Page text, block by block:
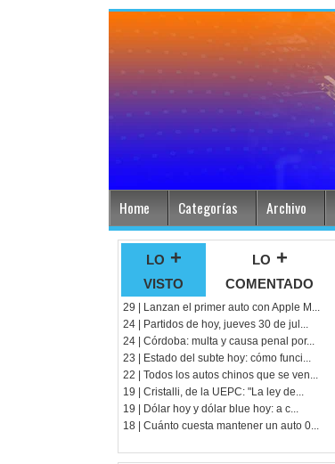
Home Categorías Archivo
lo +
visto
lo +
comentado
29 | Lanzan el primer auto con Apple M...
24 | Partidos de hoy, jueves 30 de jul...
24 | Córdoba: multa y causa penal por...
23 | Estado del subte hoy: cómo funci...
22 | Todos los autos chinos que se ven...
19 | Cristalli, de la UEPC: "La ley de...
19 | Dólar hoy y dólar blue hoy: a c...
18 | Cuánto cuesta mantener un auto 0...